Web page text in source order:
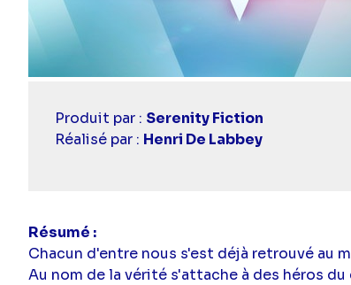
Casting
simba
Produit par : Serenity Fiction
Réalisé par : Henri De Labbey
Résumé
Chacun d'entre nous s'est déjà retrouvé au
Au nom de la vérité s'attache à des héros